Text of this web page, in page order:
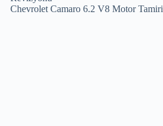
Chevrolet Camaro 6.2 V8 Motor Tamiri